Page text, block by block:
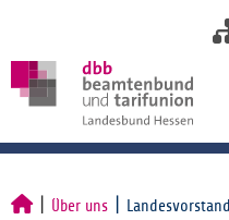
Über uns Landesvorstand